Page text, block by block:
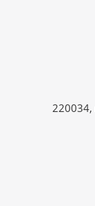
220034,